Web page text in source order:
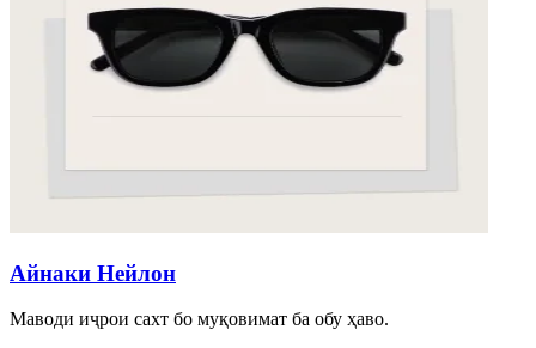
Айнаки Нейлон
Маводи иҷрои сахт бо муқовимат ба обу ҳаво.